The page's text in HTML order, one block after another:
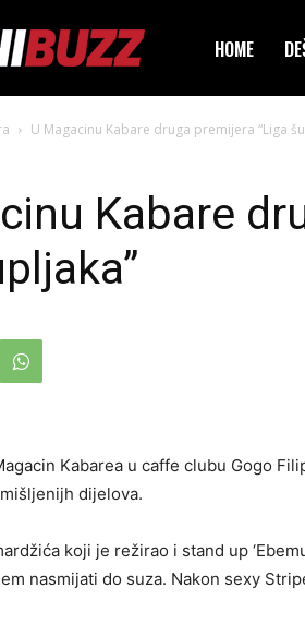
HOME
U Magacinu Kabare druga premijera “Liga
Kabare
Kabarea u caffe clubu Gogo
dijelova.
koji je režirao i stand up
nasmijati do suza. Nakon sexy